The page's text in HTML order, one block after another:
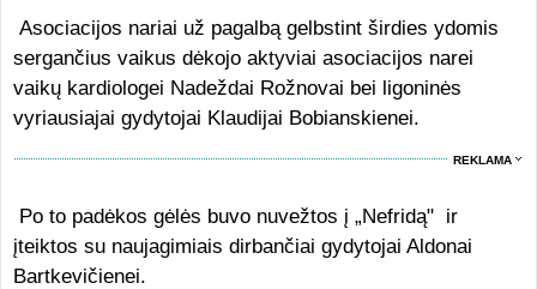
Asociacijos nariai už pagalbą gelbstint širdies ydomis
sergančius vaikus dėkojo aktyviai asociacijos narei
vaikų kardiologei Nadeždai Rožnovai bei ligoninės
vyriausiajai gydytojai Klaudijai Bobianskienei.
REKLAMA
Po to padėkos gėlės buvo nuvežtos į „Nefridą" ir
įteiktos su naujagimiais dirbančiai gydytojai Aldonai
Bartkevičienei.